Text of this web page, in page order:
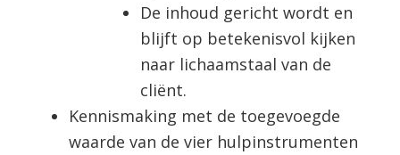
De inhoud gericht wordt en
blijft op betekenisvol kijken
naar lichaamstaal van de
cliënt.
Kennismaking met de toegevoegde
waarde van de vier hulpinstrumenten